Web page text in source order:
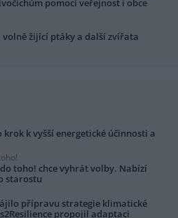
pomoci veřejnost i obce
volně žijící ptáky a další zvířata
k vyšší energetické účinnosti a
toho! chce vyhrát volby. Nabízí
starostu
přípravu strategie klimatické
propojil adaptaci